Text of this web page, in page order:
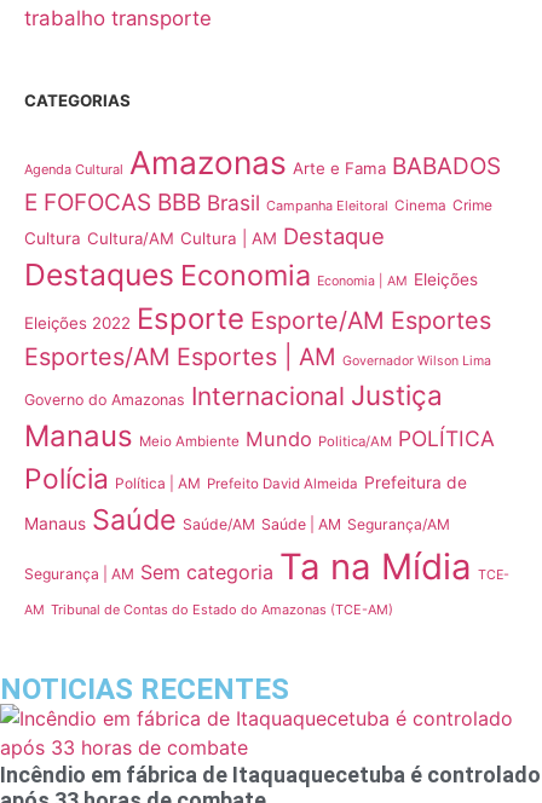
trabalho transporte
CATEGORIAS
Agenda Cultural Amazonas Arte e Fama BABADOS
E FOFOCAS BBB Brasil Campanha Eleitoral Cinema Crime
Cultura Cultura/AM Cultura | AM Destaque
Destaques Economia Economia | AM Eleições
Eleições 2022 Esporte Esporte/AM Esportes
Esportes/AM Esportes | AM Governador Wilson Lima
Governo do Amazonas Internacional Justiça
Manaus Meio Ambiente Mundo Politica/AM POLÍTICA
Polícia Política | AM Prefeito David Almeida Prefeitura de
Manaus Saúde Saúde/AM Saúde | AM Segurança/AM
Segurança | AM Sem categoria Ta na Mídia TCE-
AM Tribunal de Contas do Estado do Amazonas (TCE-AM)
NOTICIAS RECENTES
Incêndio em fábrica de Itaquaquecetuba é controlado